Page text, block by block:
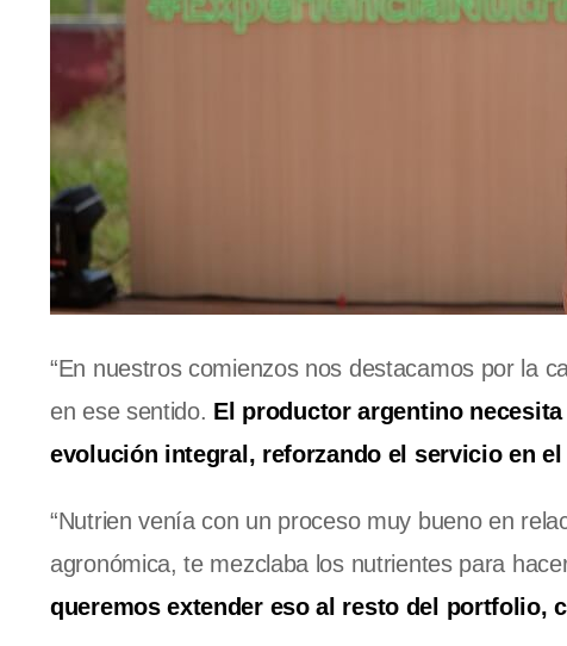
“En nuestros comienzos nos destacamos por la
en ese sentido. El productor argentino
evolución integral, reforzando el servicio en el
“Nutrien venía con un proceso muy bueno en
agronómica, te mezclaba los nutrientes para
queremos extender eso al resto del portfolio,